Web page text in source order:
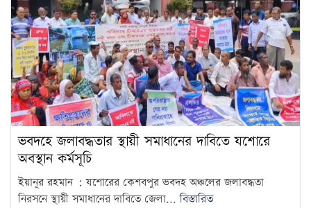
ঢাকার…
7
এলএনজি টার্মিনাল চালু, কমতে
পারে গ্যাস সংকট
8
চুরি করতে এসে ধরা, গৃহবধূর
কামড়ে চোরের আঙুল বিচ্ছিন্ন
9
সেপ্টেম্বরে
ভবদহে জলাবদ্ধতার স্থায়ী সমাধানের দাবিতে যশোরে
অবস্থান কর্মসূচি
ইয়ানূর রহমান : যশোরের কেশবপুর ভবদহ অঞ্চলের জলাবদ্ধতা
নিরসনে স্থায়ী সমাধানের দাবিতে জেলা...বিস্তারিত